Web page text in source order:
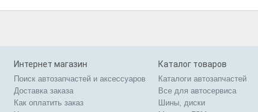
Интернет магазин
Поиск автозапчастей и аксессуаров
Доставка заказа
Как оплатить заказ
Каталог товаров
Каталоги автозапчастей
Все для автосервиса
Шины, диски